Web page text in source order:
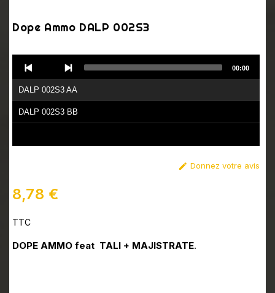
Dope Ammo DALP 002S3
Player
DALP 002S3 AA
DALP 002S3 BB
00:00
 Donnez votre avis
8,78 €
TTC
DOPE AMMO feat TALI + MAJISTRATE.